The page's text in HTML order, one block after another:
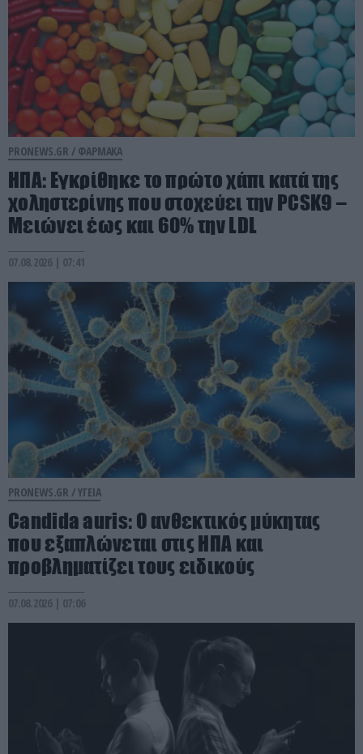
PRONEWS.GR / ΦΑΡΜΑΚΑ
ΗΠΑ: Εγκρίθηκε το πρώτο χάπι κατά της
χοληστερίνης που στοχεύει την PCSK9 –
Μειώνει έως και 60% την LDL
07.08.2026 | 07:41
PRONEWS.GR /ΥΓΕΙΑ
Candida auris: Ο ανθεκτικός μύκητας
που εξαπλώνεται στις ΗΠΑ και
προβληματίζει τους ειδικούς
07.08.2026 | 07:06